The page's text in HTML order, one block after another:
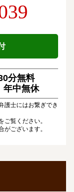
分無料
年中無休
護士にはお繋ぎでき
ご覧ください。
ございます。